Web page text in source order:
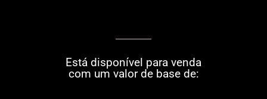
Está disponível para venda
com um valor de base de: